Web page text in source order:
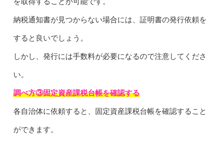
納税通知書が見つからない場合には、証明書の発行依頼を
すると良いでしょう。
しかし、発行には手数料が必要になるので注意してくださ
い。
調べ方③固定資産課税台帳を確認する
各自治体に依頼すると、固定資産課税台帳を確認すること
ができます。